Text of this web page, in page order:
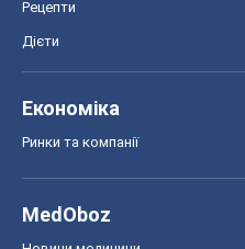
Рецепти
Дієти
Економіка
Ринки та компанії
MedOboz